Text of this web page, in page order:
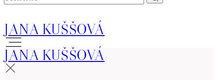
JANA KUŠŠOVÁ
JANA KUŠŠOVÁ